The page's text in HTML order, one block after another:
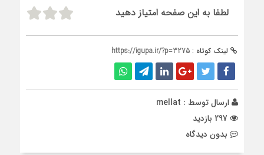
لطفا به این صفحه امتیاز دهید
لینک کوتاه : https://igupa.ir/?p=3275
ارسال توسط : mellat
بدون دیدگاه